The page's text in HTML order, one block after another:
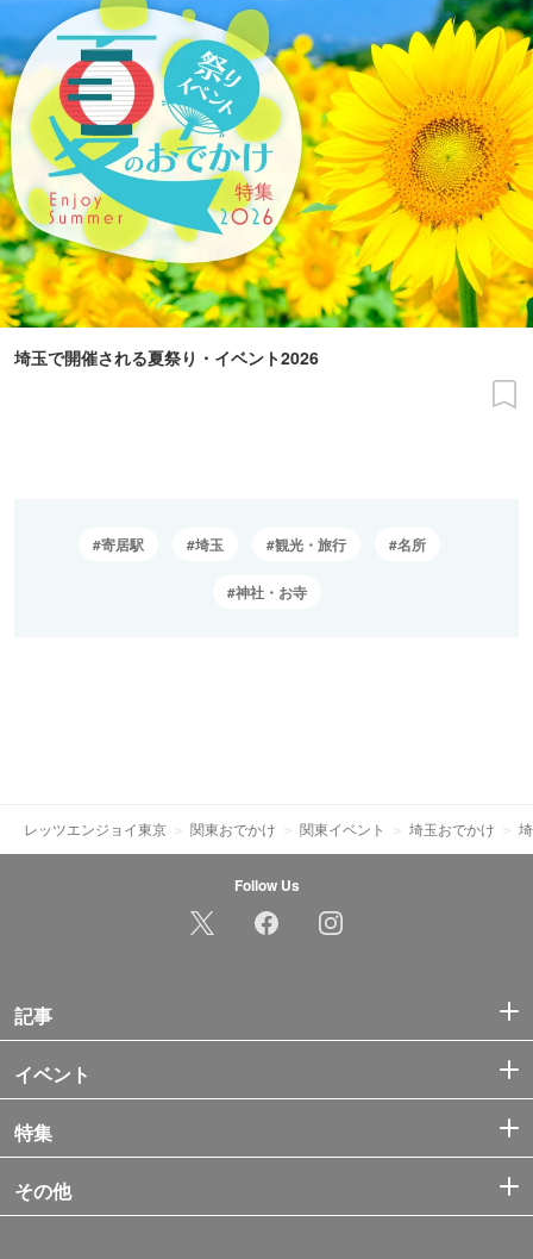
埼玉で開催される夏祭り・イベント2026
寄居駅 埼玉 観光・旅行 名所
神社・お寺
レッツエンジョイ東京 関東おでかけ 関東イベント 埼玉おでかけ
Follow Us
記事
イベント
特集
その他